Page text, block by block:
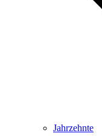
Jahrzehnte